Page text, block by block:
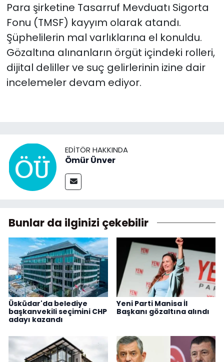
Para şirketine Tasarruf Mevduatı Sigorta
Fonu (TMSF) kayyım olarak atandı.
Şüphelilerin mal varlıklarına el konuldu.
Gözaltına alınanların örgüt içindeki rolleri,
dijital deliller ve suç gelirlerinin izine dair
incelemeler devam ediyor.
EDITÖR HAKKINDA
Ömür Ünver
Bunlar da ilginizi çekebilir
Üsküdar'da belediye
başkanvekili seçimini CHP
adayı kazandı
Yeni Parti Manisa İl
Başkanı gözaltına alındı